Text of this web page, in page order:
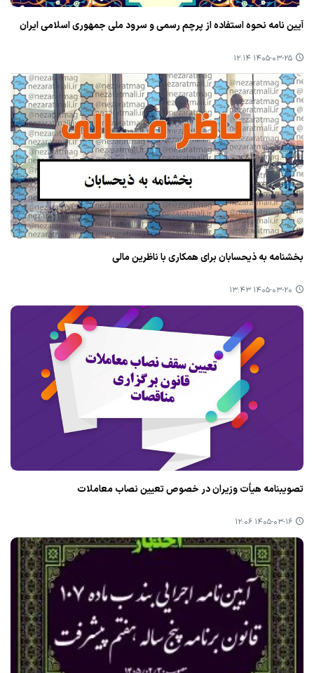
آیین نامه نحوه استفاده از پرچم رسمی و سرود ملی جمهوری اسلامی ایران
۱۴۰۵-۰۳-۲۵ ۱۲:۱۴
بخشنامه به ذیحسابان برای همکاری با ناظرین مالی
۱۴۰۵-۰۳-۲۰ ۱۳:۴۳
تصویبنامه هیأت وزیران در خصوص تعیین نصاب معاملات
۱۴۰۵-۰۳-۱۶ ۱۲:۰۶